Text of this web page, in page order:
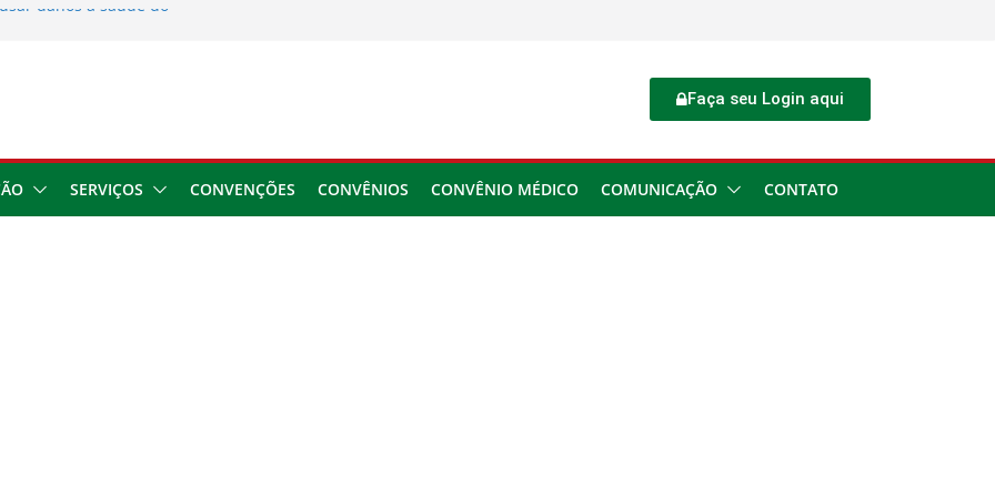
danos à saúde do
Faça seu Login aqui
SERVIÇOS CONVENÇÕES CONVÊNIOS CONVÊNIO MÉDICO COMUNICAÇÃO CONTATO